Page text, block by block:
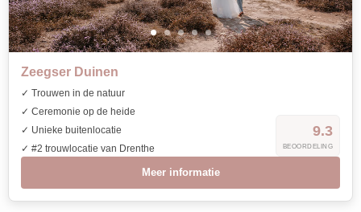
Zeegser Duinen
✓ Trouwen in de natuur
✓ Ceremonie op de heide
✓ Unieke buitenlocatie
✓ #2 trouwlocatie van Drenthe
9.3
BEOORDELING
Meer informatie